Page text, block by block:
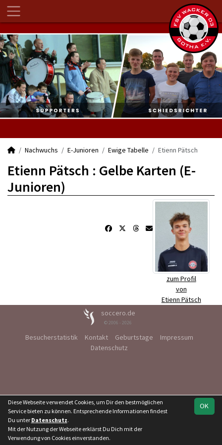
Nachwuchs E-Junioren Ewige Tabelle Etienn Pätsch
Etienn Pätsch : Gelbe Karten (E-
Junioren)
zum Profil
von
Etienn Pätsch
soccero.de
© 2006 - 2026
Besucherstatistik Kontakt Geburtstage
Impressum
Datenschutz
OK
Diese Webseite verwendet Cookies, um Dir den bestmöglichen
Service bieten zu können. Entsprechende Informationen findest
Du unter Datenschutz.
Mit der Nutzung der Webseite erklärst Du Dich mit der
Verwendung von Cookies einverstanden.